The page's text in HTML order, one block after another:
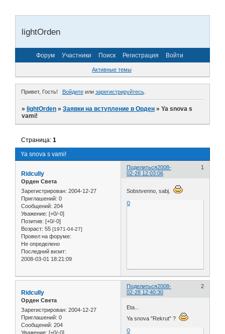
lightOrden
Форум Участники Поиск Регистрация Войти
Активные темы
Привет, Гость! Войдитеили зарегистрируйтесь.
»lightOrden »Заявки на вступление в Орден »Ya snova s
vami!
Ya snova s vami!
Страница:1
Поделиться 1
2008-
02-28 12:03:06
Ridcully
Орден Света
Зарегистрирован: 2004-12-27
Приглашений: 0
Сообщений: 204
Уважение: [+0/-0]
Позитив: [+0/-0]
Возраст: 55 [1971-04-27]
Провел на форуме:
Не определено
Последний визит:
2008-03-01 18:21:09
Sobstvenno, sabj.
0
Поделиться 2
2008-
02-28 12:40:30
Ridcully
Орден Света
Зарегистрирован: 2004-12-27
Приглашений: 0
Сообщений: 204
Уважение: [+0/-0]
Eta...
Ya snova "Rekrut" ?
0